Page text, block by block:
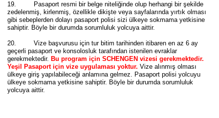
19. Pasaport resmi bir belge niteliğinde olup herhangi bir şekilde
zedelenmiş, kirlenmiş, özellikle dikişte veya sayfalarında yırtık olması
gibi sebeplerden dolayı pasaport polisi sizi ülkeye sokmama yetkisine
sahiptir. Böyle bir durumda sorumluluk yolcuya aittir.
20. Vize başvurusu için tur bitim tarihinden itibaren en az 6 ay
geçerli pasaport ve konsolosluk tarafından istenilen evraklar
gerekmektedir. Bu program için SCHENGEN vizesi gerekmektedir.
Yeşil Pasaport için vize uygulaması yoktur. Vize alınmış olması
ülkeye giriş yapılabileceği anlamına gelmez. Pasaport polisi yolcuyu
ülkeye sokmama yetkisine sahiptir. Böyle bir durumda sorumluluk
yolcuya aittir.